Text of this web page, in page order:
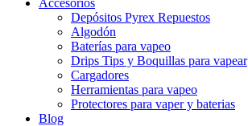
Accesorios
Depósitos Pyrex Repuestos
Algodón
Baterías para vapeo
Drips Tips y Boquillas para vapear
Cargadores
Herramientas para vapeo
Protectores para vaper y baterias
Blog